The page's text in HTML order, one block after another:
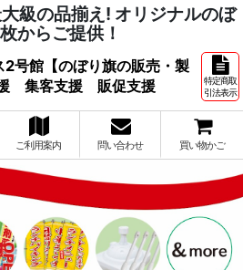
級の品揃え! オリジナルのぼ
からご提供！
2号館【のぼり旗の販売・製
集客支援 販促支援
特定商取
引法表示
ご利用案内 問い合わせ 買い物かご